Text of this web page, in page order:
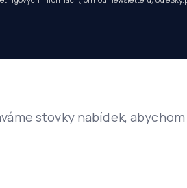
stovky nabídek, abychom